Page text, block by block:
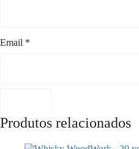
Email *
Produtos relacionados